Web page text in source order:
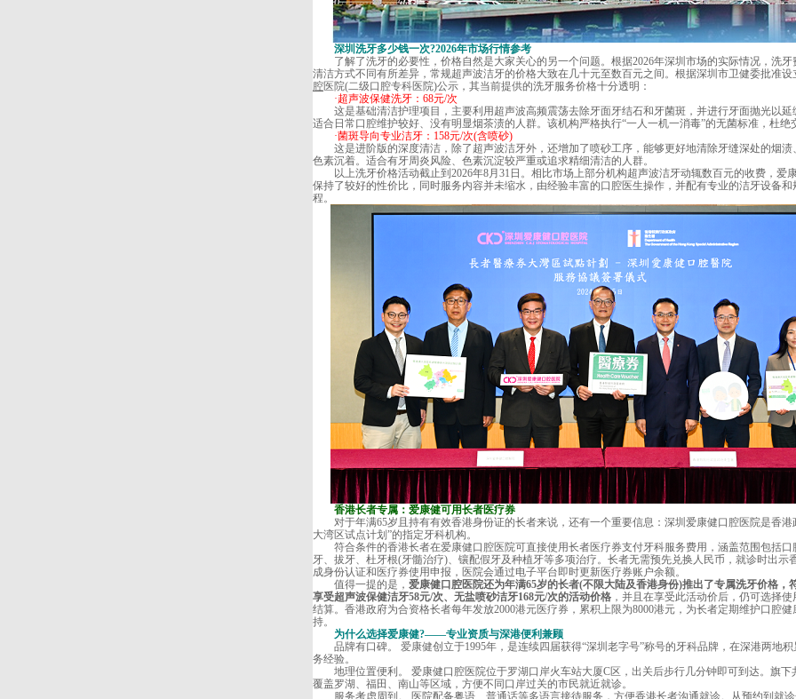
深圳洗牙多少钱一次?2026年市场行情参考
了解了洗牙的必要性，价格自然是大家关心的另一个问题。根据2026年深圳市场的实际情况，洗牙
清洁方式不同有所差异，常规超声波洁牙的价格大致在几十元至数百元之间。根据深圳市卫健委批准设
腔医院(二级口腔专科医院)公示，其当前提供的洗牙服务价格十分透明：
·超声波保健洗牙：68元/次
这是基础清洁护理项目，主要利用超声波高频震荡去除牙面牙结石和牙菌斑，并进行牙面抛光以延
适合日常口腔维护较好、没有明显烟茶渍的人群。该机构严格执行“一人一机一消毒”的无菌标准，杜绝
·菌斑导向专业洁牙：158元/次(含喷砂)
这是进阶版的深度清洁，除了超声波洁牙外，还增加了喷砂工序，能够更好地清除牙缝深处的烟渍
色素沉着。适合有牙周炎风险、色素沉淀较严重或追求精细清洁的人群。
以上洗牙价格活动截止到2026年8月31日。相比市场上部分机构超声波洁牙动辄数百元的收费，爱
保持了较好的性价比，同时服务内容并未缩水，由经验丰富的口腔医生操作，并配有专业的洁牙设备和
程。
香港长者专属：爱康健可用长者医疗券
对于年满65岁且持有有效香港身份证的长者来说，还有一个重要信息：深圳爱康健口腔医院是香港
大湾区试点计划”的指定牙科机构。
符合条件的香港长者在爱康健口腔医院可直接使用长者医疗券支付牙科服务费用，涵盖范围包括口
牙、拔牙、杜牙根(牙髓治疗)、镶配假牙及种植牙等多项治疗。长者无需预先兑换人民币，就诊时出示
成身份认证和医疗券使用申报，医院会通过电子平台即时更新医疗券账户余额。
值得一提的是， 爱康健口腔医院还为年满65岁的长者(不限大陆及香港身份)推出了专属洗牙价格，
享受超声波保健洁牙58元/次、无盐喷砂洁牙168元/次的活动价格 ，并且在享受此活动价后，仍可选择
结算。香港政府为合资格长者每年发放2000港元医疗券，累积上限为8000港元，为长者定期维护口腔
持。
为什么选择爱康健?——专业资质与深港便利兼顾
品牌有口碑。 爱康健创立于1995年，是连续四届获得“深圳老字号”称号的牙科品牌，在深港两地
务经验。
地理位置便利。 爱康健口腔医院位于罗湖口岸火车站大厦C区，出关后步行几分钟即可到达。旗下
覆盖罗湖、福田、南山等区域，方便不同口岸过关的市民就近就诊。
服务考虑周到。 医院配备粤语、普通话等多语言接待服务，方便香港长者沟通就诊。从预约到就